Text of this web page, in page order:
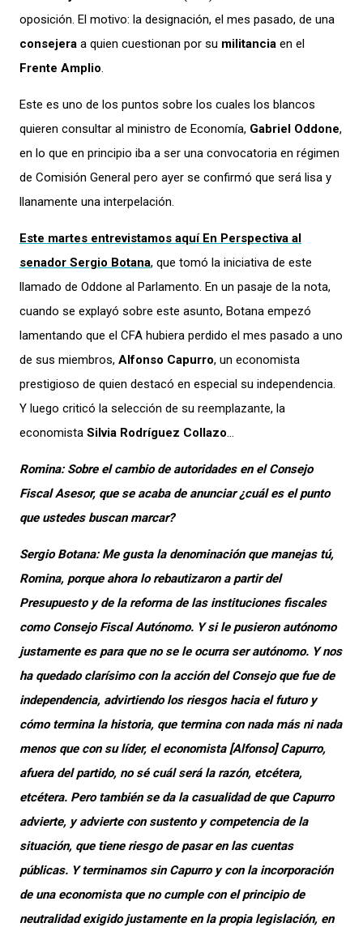
oposición. El motivo: la designación, el mes pasado, de una
consejera a quien cuestionan por su militancia en el
Frente Amplio.
Este es uno de los puntos sobre los cuales los blancos
quieren consultar al ministro de Economía, Gabriel Oddone,
en lo que en principio iba a ser una convocatoria en régimen
de Comisión General pero ayer se confirmó que será lisa y
llanamente una interpelación.
Este martes entrevistamos aquí En Perspectiva al
senador Sergio Botana, que tomó la iniciativa de este
llamado de Oddone al Parlamento. En un pasaje de la nota,
cuando se explayó sobre este asunto, Botana empezó
lamentando que el CFA hubiera perdido el mes pasado a uno
de sus miembros, Alfonso Capurro, un economista
prestigioso de quien destacó en especial su independencia.
Y luego criticó la selección de su reemplazante, la
economista Silvia Rodríguez Collazo…
Romina: Sobre el cambio de autoridades en el Consejo
Fiscal Asesor, que se acaba de anunciar ¿cuál es el punto
que ustedes buscan marcar?
Sergio Botana: Me gusta la denominación que manejas tú,
Romina, porque ahora lo rebautizaron a partir del
Presupuesto y de la reforma de las instituciones fiscales
como Consejo Fiscal Autónomo. Y si le pusieron autónomo
justamente es para que no se le ocurra ser autónomo. Y nos
ha quedado clarísimo con la acción del Consejo que fue de
independencia, advirtiendo los riesgos hacia el futuro y
cómo termina la historia, que termina con nada más ni nada
menos que con su líder, el economista [Alfonso] Capurro,
afuera del partido, no sé cuál será la razón, etcétera,
etcétera. Pero también se da la casualidad de que Capurro
advierte, y advierte con sustento y competencia de la
situación, que tiene riesgo de pasar en las cuentas
públicas. Y terminamos sin Capurro y con la incorporación
de una economista que no cumple con el principio de
neutralidad exigido justamente en la propia legislación, en